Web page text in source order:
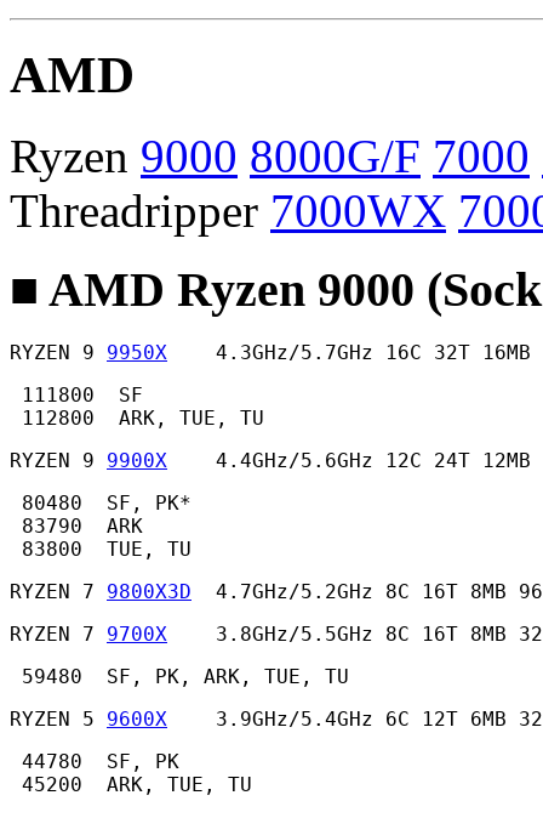
AMD
Ryzen 9000 8000G/F 7000
Threadripper 7000WX
■ AMD Ryzen 9000
RYZEN 9 9950X
4.3GHz/5.7GHz 16C 32T 16MB
111800  SF
112800  ARK, TUE, TU
RYZEN 9 9900X
4.4GHz/5.6GHz 12C 24T 12MB
80480  SF, PK*
83790  ARK
83800  TUE, TU
RYZEN 7 9800X3D
4.7GHz/5.2GHz 8C 16T 8MB
RYZEN 7 9700X
3.8GHz/5.5GHz 8C 16T 8MB
59480  SF, PK, ARK, TUE, TU
RYZEN 5 9600X
3.9GHz/5.4GHz 6C 12T 6MB
44780  SF, PK
45200  ARK, TUE, TU